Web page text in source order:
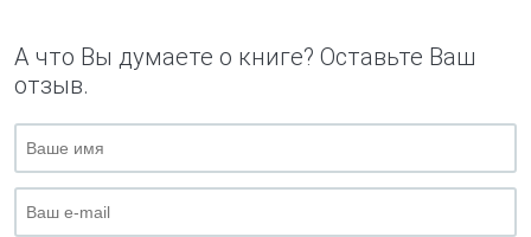
А что Вы думаете о книге? Оставьте Ваш
отзыв.